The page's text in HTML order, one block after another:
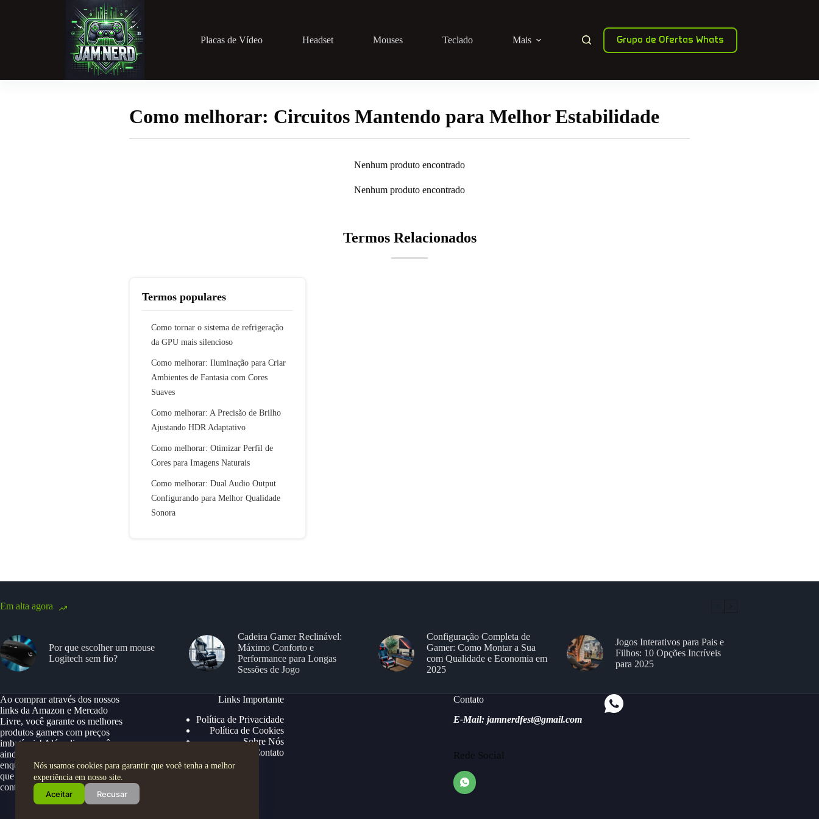
Nós usamos cookies para garantir que você tenha a melhor
experiência em nosso site.
Aceitar Recusar
Placas de Vídeo Headset Mouses Teclado Mais Grupo de Ofertas Whats
Como melhorar: Circuitos Mantendo para Melhor Estabilidade
Nenhum produto encontrado
Nenhum produto encontrado
Termos Relacionados
Termos populares
Como tornar o sistema de refrigeração
da GPU mais silencioso
Como melhorar: Iluminação para Criar
Ambientes de Fantasia com Cores
Suaves
Como melhorar: A Precisão de Brilho
Ajustando HDR Adaptativo
Como melhorar: Otimizar Perfil de
Cores para Imagens Naturais
Como melhorar: Dual Audio Output
Configurando para Melhor Qualidade
Sonora
Em alta agora
Por que escolher um mouse
Logitech sem fio?
Cadeira Gamer Reclinável:
Máximo Conforto e
Performance para Longas
Sessões de Jogo
Configuração Completa de
Gamer: Como Montar a Sua
com Qualidade e Economia em
2025
Jogos Interativos para Pais e
Filhos: 10 Opções Incríveis
para 2025
Ao comprar através dos nossos
links da Amazon e Mercado
Livre, você garante os melhores
produtos gamers com preços
imbatíveis! Além disso, você
ainda ganha descontos exclusivos,
enquanto apoia nosso site para
que possamos continuar trazendo
conteúdos e ofertas especiais.
Links Importante
Política de Privacidade
Política de Cookies
Sobre Nós
Contato
Contato
E-Mail: jamnerdfest@gmail.com
Rede Social